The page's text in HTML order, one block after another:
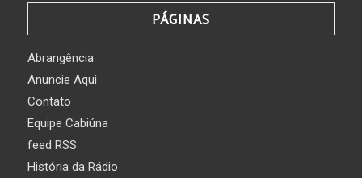
PÁGINAS
Abrangência
Anuncie Aqui
Contato
Equipe Cabiúna
feed RSS
História da Rádio